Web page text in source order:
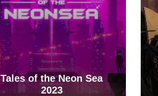
Tales of the Neon Sea
2023